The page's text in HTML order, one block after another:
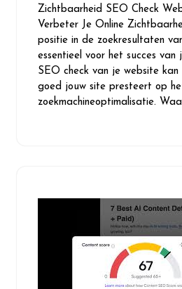
Zichtbaarheid SEO Check
Verbeter Je Online
positie in de zoekresultaten
essentieel voor het succes
SEO check van je website kan
goed jouw site presteert op
zoekmachineoptimalisatie.